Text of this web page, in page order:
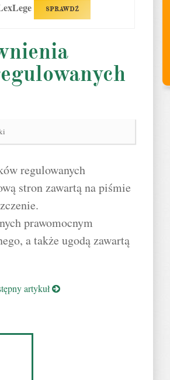
SPRAWDŹ
regulowanych
stron zawartą na piśmie
prawomocnym
a także ugodą zawartą
artykuł